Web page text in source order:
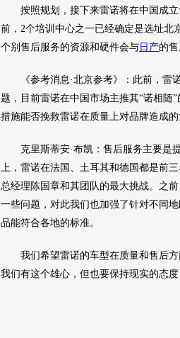
按照规划，接下来雷诺将在中国成
前，2个培训中心之一已经确定是选址北
个别售后服务的资源和硬件会与 日产的售
《参考消息·北京参考》：此前， 雷
题，目前雷诺在中国市场主推其“诺相随
措施能否挽救雷诺在质量上对品牌造成的
克里斯蒂安·布凯：售后服务主要是
上， 雷诺在法国、土耳其和德国都是前
总经理陈国章和其团队的最大挑战。之前
一些问题，对此我们也加强了针对不同
品能符合各地的标准。
我们希望雷诺的车型在质量和售后
我们有这个雄心，但也要保持现实的态度